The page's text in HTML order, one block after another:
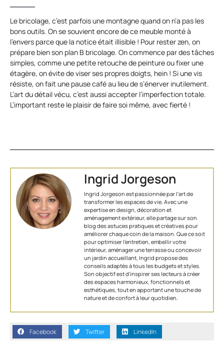
Le bricolage, c’est parfois une montagne quand on n’a pas les
bons outils. On se souvient encore de ce meuble monté à
l’envers parce que la notice était illisible ! Pour rester zen, on
prépare bien son plan B bricolage. On commence par des tâches
simples, comme une petite retouche de peinture ou fixer une
étagère, on évite de viser ses propres doigts, hein ! Si une vis
résiste, on fait une pause café au lieu de s’énerver inutilement.
L’art du détail vécu, c’est aussi accepter l’imperfection totale.
L’important reste le plaisir de faire soi même, avec fierté !
Ingrid Jorgeson
Ingrid Jorgeson est passionnée par l'art de
transformer les espaces de vie. Avec une
expertise en design, décoration et
aménagement extérieur, elle partage sur son
blog des astuces pratiques et créatives pour
améliorer chaque coin de la maison. Que ce soit
pour optimiser l’entretien, embellir votre
intérieur, aménager une terrasse ou concevoir
un jardin accueillant, Ingrid propose des
conseils adaptés à tous les budgets et styles.
Son objectif est d'inspirer ses lecteurs à créer
des espaces harmonieux, fonctionnels et
esthétiques, tout en apportant une touche de
nature et de confort à leur quotidien.
Facebook Twitter LinkedIn